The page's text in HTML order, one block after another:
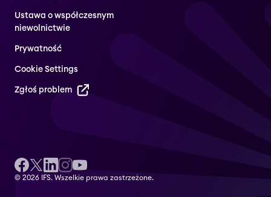
Ustawa o współczesnym
niewolnictwie
Prywatność
Cookie Settings
Zgłoś problem
© 2026 IFS. Wszelkie prawa zastrzeżone.